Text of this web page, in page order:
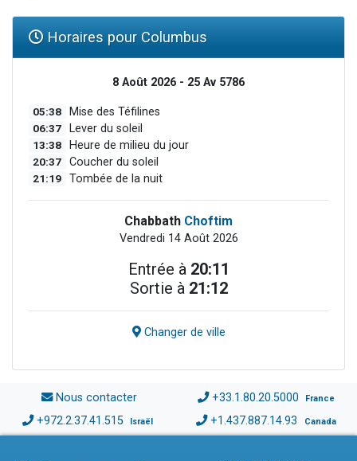
Horaires pour Columbus
8 Août 2026 - 25 Av 5786
05:38 Mise des Téfilines
06:37 Lever du soleil
13:38 Heure de milieu du jour
20:37 Coucher du soleil
21:19 Tombée de la nuit
Chabbath Choftim
Vendredi 14 Août 2026
Entrée à 20:11
Sortie à 21:12
Changer de ville
Nous contacter +33.1.80.20.5000 France
+972.2.37.41.515 Israël +1.437.887.14.93 Canada